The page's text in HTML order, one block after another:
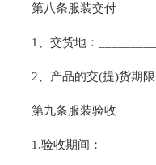
第八条服装交付
1、交货地：
2、产品的交(提)货期限
第九条服装验收
1.验收期间：